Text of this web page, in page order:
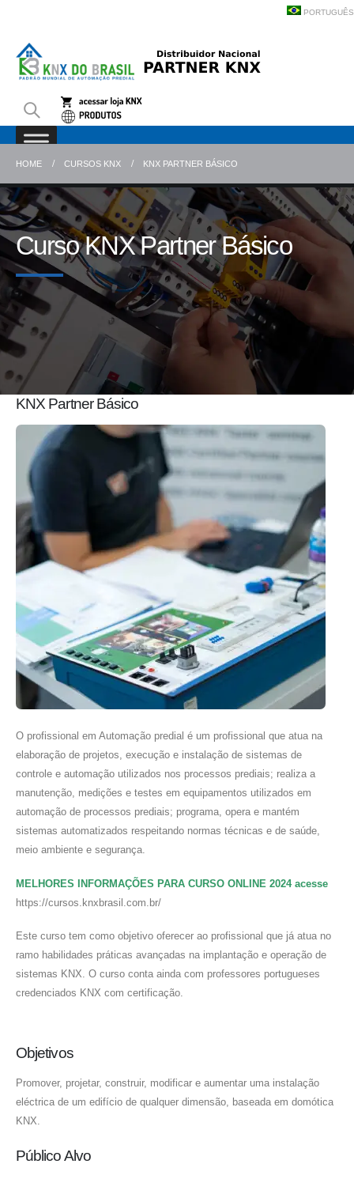
PORTUGUÊS
HOME CURSOS KNX KNX PARTNER BÁSICO
Curso KNX Partner Básico
KNX Partner Básico
O profissional em Automação predial é um profissional que atua na
elaboração de projetos, execução e instalação de sistemas de
controle e automação utilizados nos processos prediais; realiza a
manutenção, medições e testes em equipamentos utilizados em
automação de processos prediais; programa, opera e mantém
sistemas automatizados respeitando normas técnicas e de saúde,
meio ambiente e segurança.
MELHORES INFORMAÇÕES PARA CURSO ONLINE 2024 acesse
https://cursos.knxbrasil.com.br/
Este curso tem como objetivo oferecer ao profissional que já atua no
ramo habilidades práticas avançadas na implantação e operação de
sistemas KNX. O curso conta ainda com professores portugueses
credenciados KNX com certificação.
Objetivos
Promover, projetar, construir, modificar e aumentar uma instalação
eléctrica de um edifício de qualquer dimensão, baseada em domótica
KNX.
Público Alvo